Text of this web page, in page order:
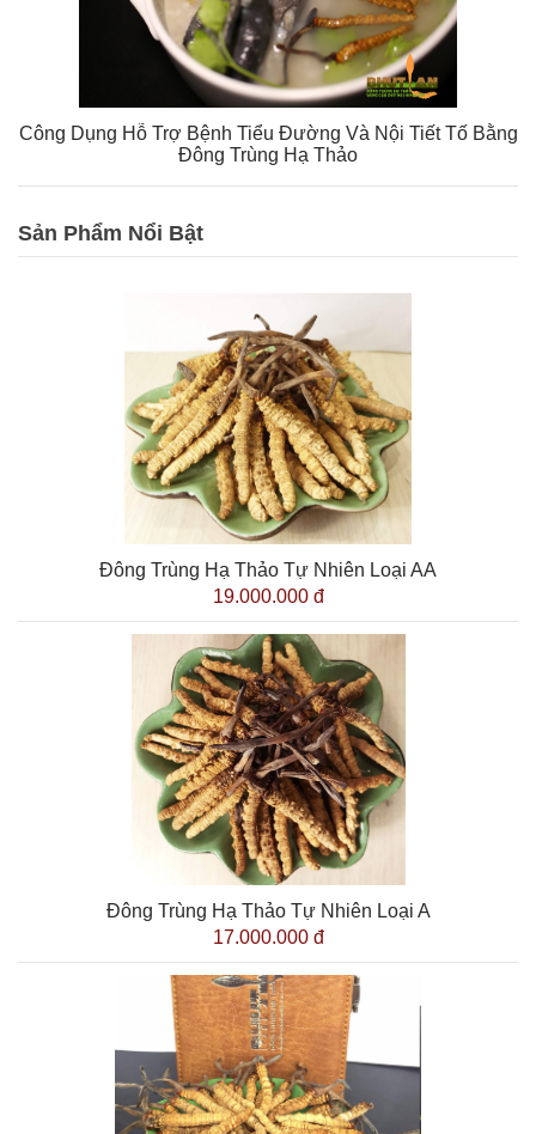
Công Dụng Hỗ Trợ Bệnh Tiểu Đường Và Nội Tiết Tố Bằng
Đông Trùng Hạ Thảo
Sản Phẩm Nổi Bật
Đông Trùng Hạ Thảo Tự Nhiên Loại AA
19.000.000 đ
Đông Trùng Hạ Thảo Tự Nhiên Loại A
17.000.000 đ